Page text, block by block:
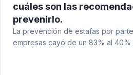
cuáles son las
prevenirlo.
La prevención de estafas por
empresas cayó de un 83% al 40%